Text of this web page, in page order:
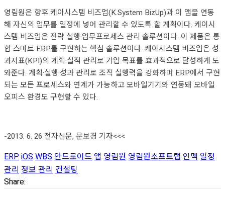
영림원은 향후 케이시스템 비즈업(K.System BizUp)과 이 앱을 연동
해 자신의 업무를 일정에 넣어 관리할 수 있도록 할 계획이다. 케이시
스템 비즈업은 전략 실행·업무프로세스 관리 솔루션이다. 이 제품은 통
합 스마트 ERP를 구현하는 핵심 솔루션이다. 케이시스템 비즈업은 성
과지표(KPI)의 계획·실적 관리로 기업 목표를 효과적으로 달성하게 도
와준다. 계획·실행·성과 관리로 조직 실행력을 강화하며 ERP에서 구현
되는 모든 프로세스와 연계가 가능하고 모바일기기와 연동돼 모바일
오피스 환경도 구현할 수 있다.
-2013. 6. 26 전자신문, 문보경 기자<<<
ERPiOSWBS안드로이드앱영림원영림원소프트랩인맥일정
관리정보 관리컨설팅
Share: